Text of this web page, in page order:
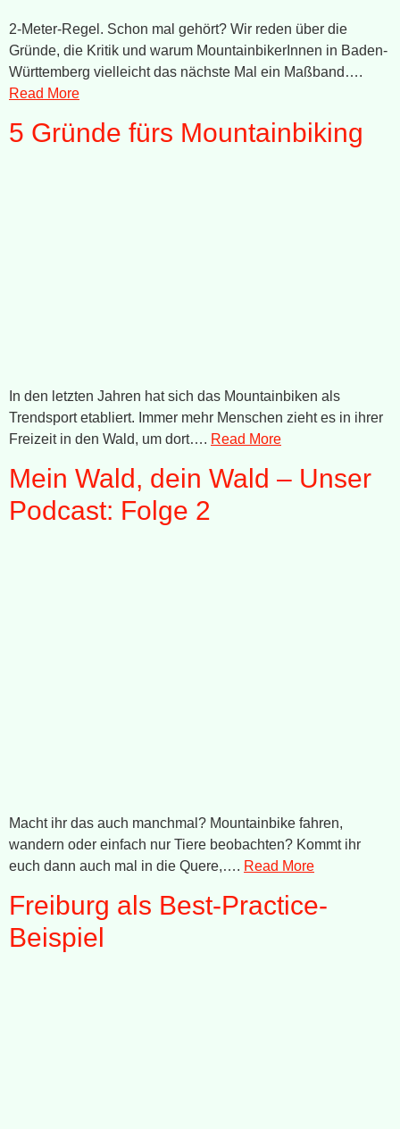
2-Meter-Regel. Schon mal gehört? Wir reden über die
Gründe, die Kritik und warum MountainbikerInnen in Baden-
Württemberg vielleicht das nächste Mal ein Maßband….
Read More
5 Gründe fürs Mountainbiking
In den letzten Jahren hat sich das Mountainbiken als
Trendsport etabliert. Immer mehr Menschen zieht es in ihrer
Freizeit in den Wald, um dort…. Read More
Mein Wald, dein Wald – Unser
Podcast: Folge 2
Macht ihr das auch manchmal? Mountainbike fahren,
wandern oder einfach nur Tiere beobachten? Kommt ihr
euch dann auch mal in die Quere,…. Read More
Freiburg als Best-Practice-
Beispiel